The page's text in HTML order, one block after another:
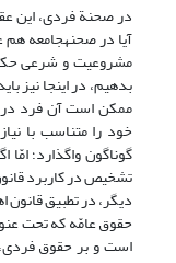
در صحنة فردی، این
آیا در صحنه‏جامعه
مشروعیت و شرعی
بدهیم، در اینجا نیز
ممکن است آن فرد در
خود را متناسب با
گوناگون واگذارد؛ امّا
تشخیص در کاربرد
دیگر، در تطبیق
حقوق عامّه که تحت
است و بر حقوق